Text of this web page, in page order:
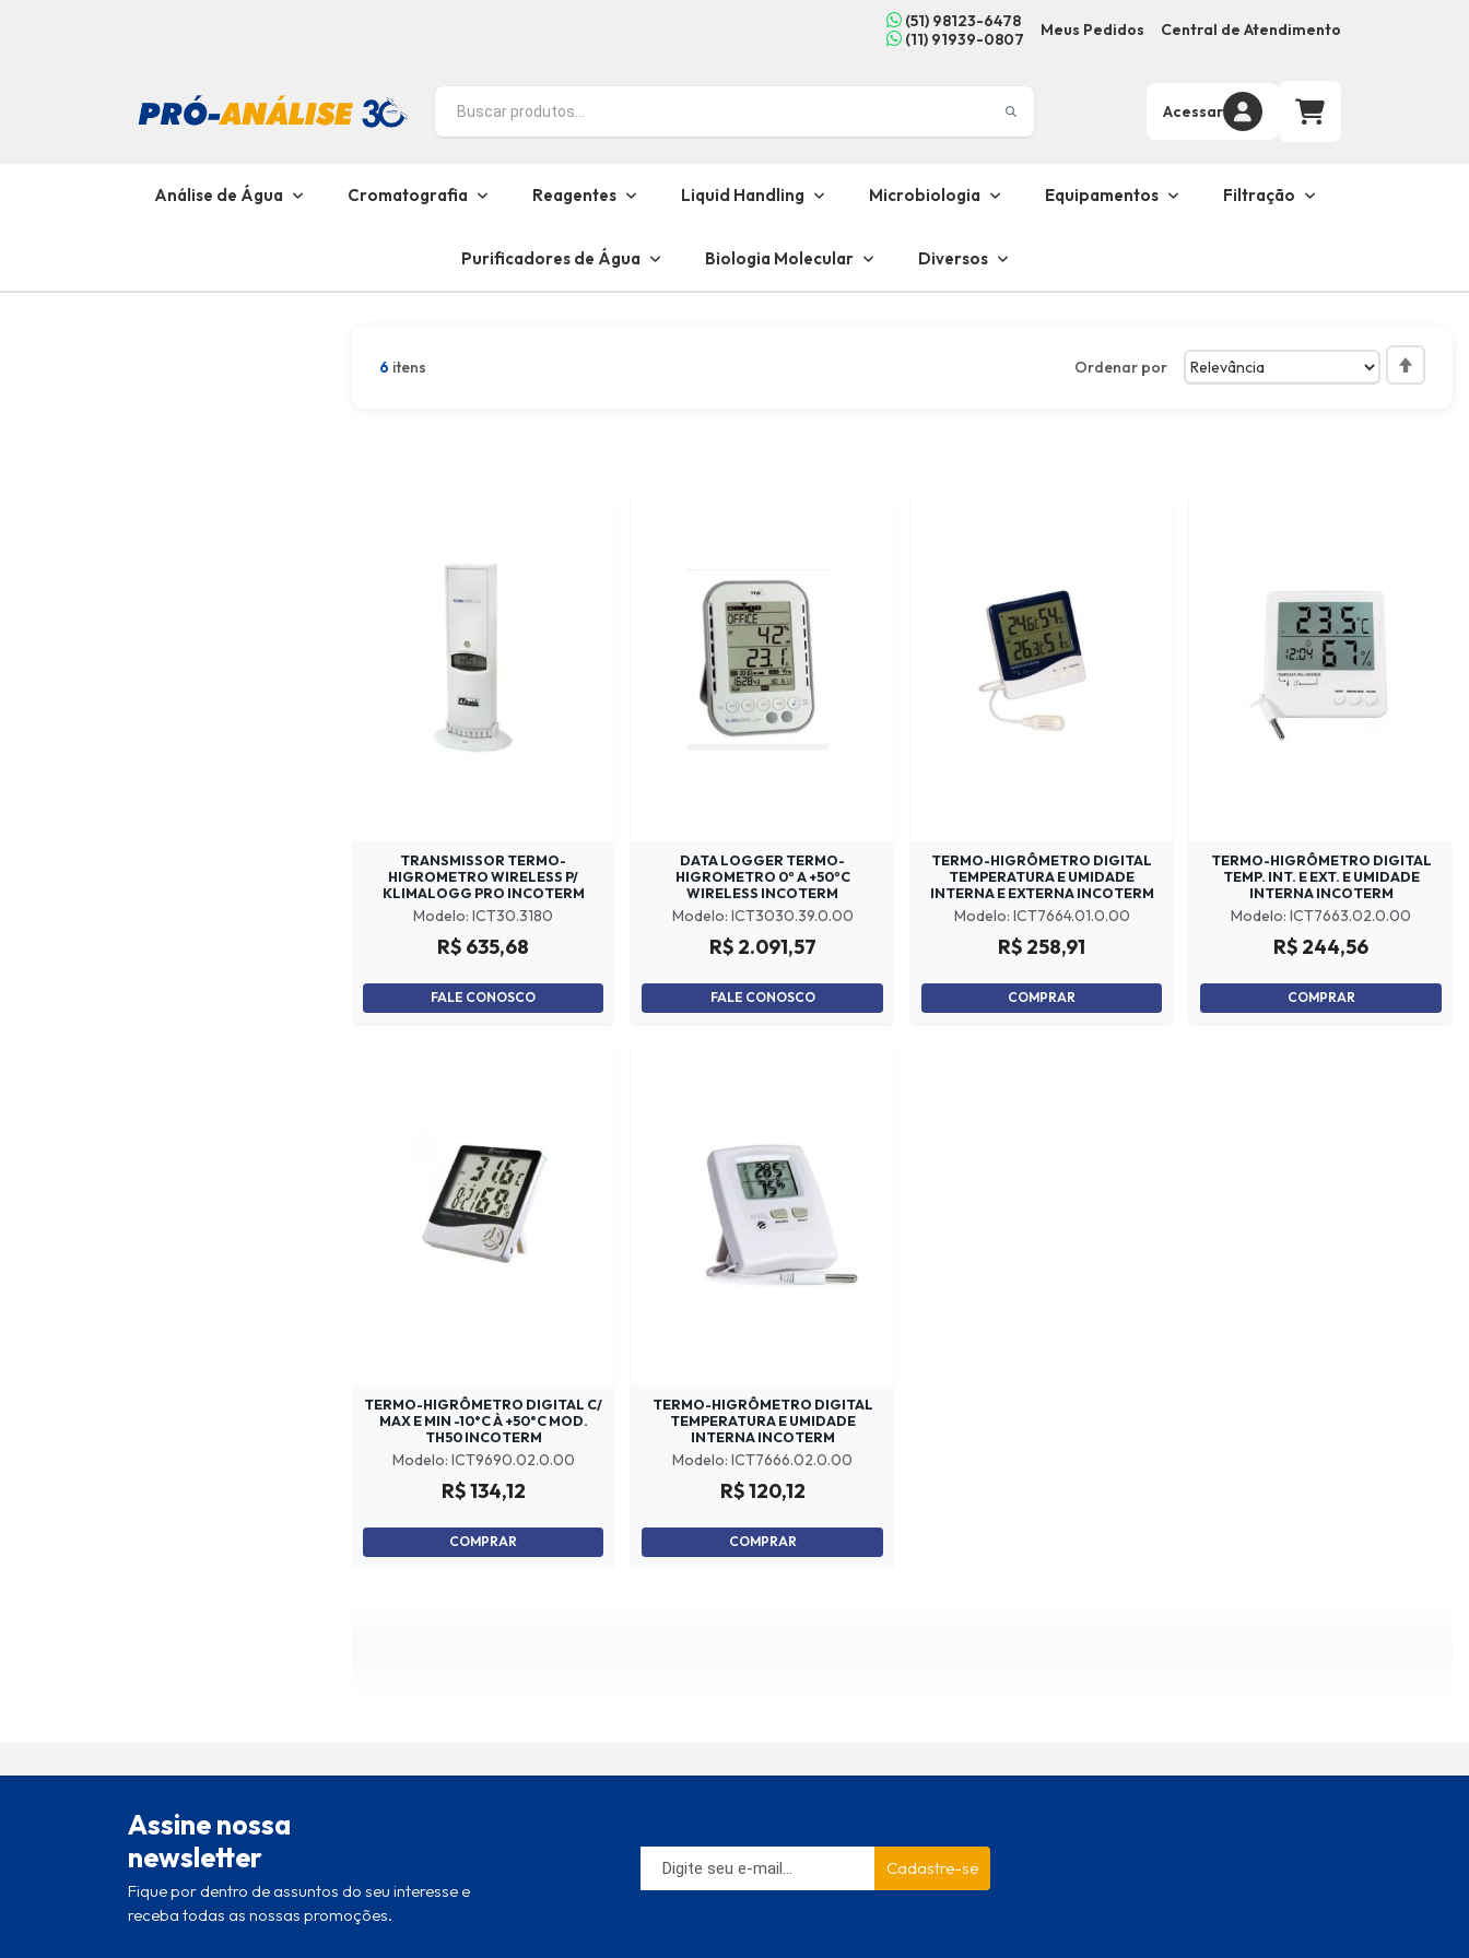
(51) 98123-6478
(11) 91939-0807
Meus Pedidos Central de Atendimento
Acessar
Análise de Água Cromatografia Reagentes Liquid Handling Microbiologia Equipamentos Filtração
Purificadores de Água Biologia Molecular Diversos
6 itens Ordenar por
Definir
TRANSMISSOR TERMO-
HIGROMETRO WIRELESS P/
KLIMALOGG PRO INCOTERM
Modelo: ICT30.3180
R$ 635,68
FALE CONOSCO
DATA LOGGER TERMO-
HIGROMETRO 0º A +50ºC
WIRELESS INCOTERM
Modelo: ICT3030.39.0.00
R$ 2.091,57
FALE CONOSCO
TERMO-HIGRÔMETRO DIGITAL
TEMPERATURA E UMIDADE
INTERNA E EXTERNA INCOTERM
Modelo: ICT7664.01.0.00
R$ 258,91
COMPRAR
TERMO-HIGRÔMETRO DIGITAL
TEMP. INT. E EXT. E UMIDADE
INTERNA INCOTERM
Modelo: ICT7663.02.0.00
R$ 244,56
COMPRAR
TERMO-HIGRÔMETRO DIGITAL C/
MAX E MIN -10°C À +50°C MOD.
TH50 INCOTERM
Modelo: ICT9690.02.0.00
R$ 134,12
COMPRAR
TERMO-HIGRÔMETRO DIGITAL
TEMPERATURA E UMIDADE
INTERNA INCOTERM
Modelo: ICT7666.02.0.00
R$ 120,12
COMPRAR
Assine nossa
newsletter
Fique por dentro de assuntos do seu interesse e
receba todas as nossas promoções.
Cadastre-se